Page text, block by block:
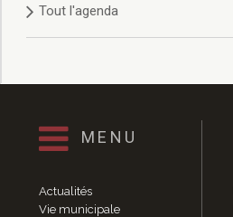
Délibérations 2019
Délibérations 2018
Délibérations 2014
Délibérations 2013
Délibérations 2011
Délibérations 2010
Tout l'agenda
MENU
Actualités
Vie municipale